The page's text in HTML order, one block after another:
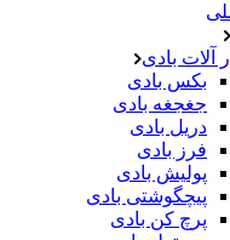
آلات بادی
بکس بادی
جغجغه بادی
دریل بادی
فرز بادی
پولیش بادی
پیچگوشتی بادی
پرچ کن بادی